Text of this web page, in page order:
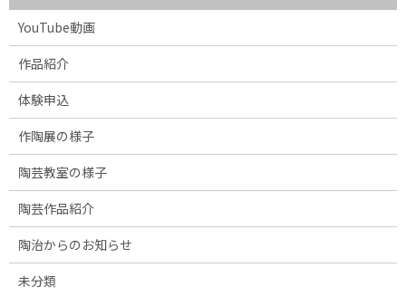
YouTube動画
作品紹介
体験申込
作陶展の様子
陶芸教室の様子
陶芸作品紹介
陶治からのお知らせ
未分類